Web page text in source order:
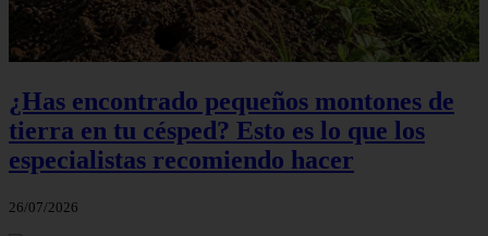
¿Has encontrado pequeños montones de
tierra en tu césped? Esto es lo que los
especialistas recomiendo hacer
26/07/2026